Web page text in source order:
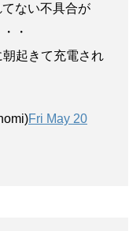
ない不具合が
・
起きて充電され
Fri May 20